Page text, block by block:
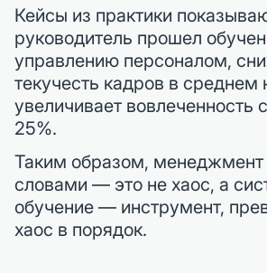
Кейсы из практики
руководитель прошел
управлению персоналом,
текучесть кадров в среднем
увеличивает вовлеченность
25%.
Таким образом,
словами — это не хаос, а
обучение — инструмент,
хаос в порядок.